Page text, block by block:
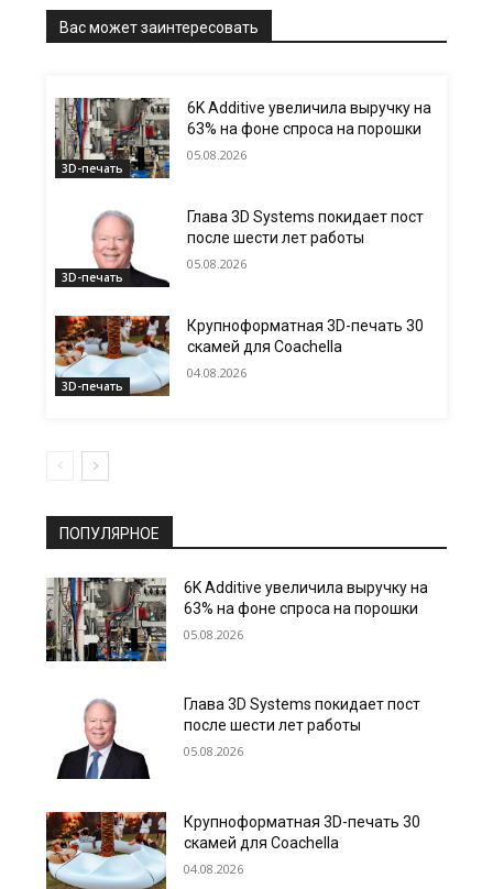
Вас может заинтересовать
3D-печать
6K Additive увеличила выручку на
63% на фоне спроса на порошки
05.08.2026
3D-печать
Глава 3D Systems покидает пост
после шести лет работы
05.08.2026
3D-печать
Крупноформатная 3D-печать 30
скамей для Coachella
04.08.2026
ПОПУЛЯРНОЕ
6K Additive увеличила выручку на
63% на фоне спроса на порошки
05.08.2026
Глава 3D Systems покидает пост
после шести лет работы
05.08.2026
Крупноформатная 3D-печать 30
скамей для Coachella
04.08.2026